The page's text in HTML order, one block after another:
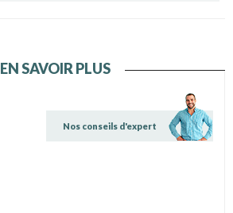
EN SAVOIR PLUS
Nos conseils d'expert